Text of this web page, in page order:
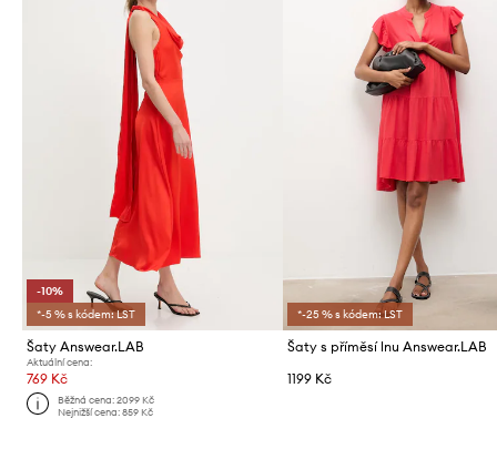
-10%
*-5 % s kódem: LST
Šaty Answear.LAB
Aktuální cena:
769 Kč
Běžná cena:2099 Kč
Nejnižší cena:859 Kč
*-25 % s kódem: LST
Šaty s příměsí lnu Answear.LAB
1199 Kč